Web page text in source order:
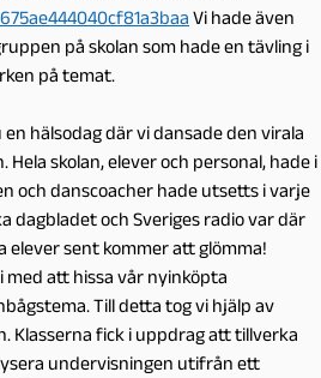
Vi hade även
på skolan som hade en tävling i
på temat.
hälsodag där vi dansade den virala
skolan, elever och personal, hade i
och danscoacher hade utsetts i varje
dagbladet och Sveriges radio var där
elever sent kommer att glömma!
med att hissa vår nyinköpta
Till detta tog vi hjälp av
Klasserna fick i uppdrag att tillverka
undervisningen utifrån ett